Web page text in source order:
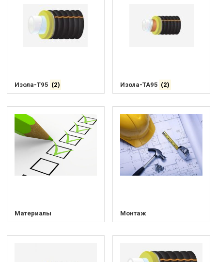
Изола-Т95 (2) Изола-ТА95 (2)
Материалы Монтаж